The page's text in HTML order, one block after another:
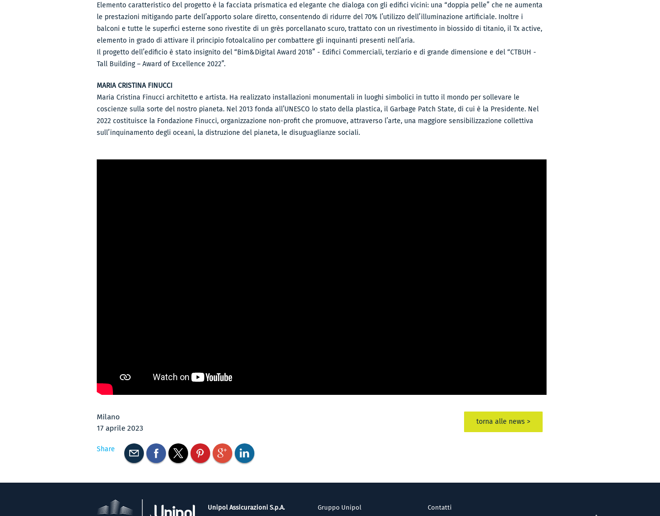
Elemento caratteristico del progetto è la facciata prismatica ed elegante che dialoga con gli edifici vicini: una “doppia pelle” che ne aumenta
le prestazioni mitigando parte dell’apporto solare diretto, consentendo di ridurre del 70% l’utilizzo dell’illuminazione artificiale. Inoltre i
balconi e tutte le superfici esterne sono rivestite di un grès porcellanato scuro, trattato con un rivestimento in biossido di titanio, il Tx active,
elemento in grado di attivare il principio fotoalcalino per combattere gli inquinanti presenti nell’aria.
Il progetto dell’edificio è stato insignito del “Bim&Digital Award 2018” - Edifici Commerciali, terziario e di grande dimensione e del “CTBUH -
Tall Building – Award of Excellence 2022”.
MARIA CRISTINA FINUCCI
Maria Cristina Finucci architetto e artista. Ha realizzato installazioni monumentali in luoghi simbolici in tutto il mondo per sollevare le
coscienze sulla sorte del nostro pianeta. Nel 2013 fonda all’UNESCO lo stato della plastica, il Garbage Patch State, di cui è la Presidente. Nel
2022 costituisce la Fondazione Finucci, organizzazione non-profit che promuove, attraverso l’arte, una maggiore sensibilizzazione collettiva
sull’inquinamento degli oceani, la distruzione del pianeta, le disuguaglianze sociali.
Milano
17 aprile 2023
torna alle news >
Share
Unipol Assicurazioni S.p.A.
Gruppo Unipol
Contatti